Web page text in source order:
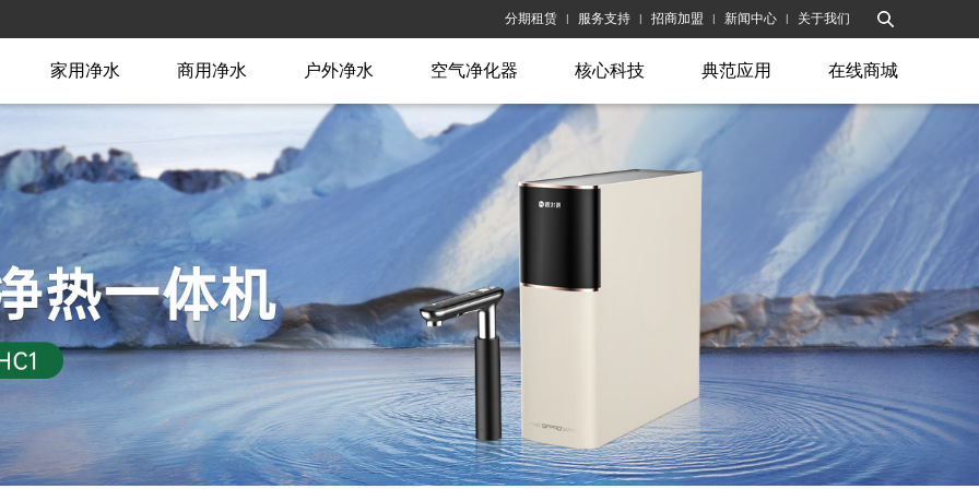
分期租赁 | 服务支持 | 招商加盟 | 新闻中心 | 关于我们
家用净水 商用净水 户外净水 空气净化器 核心科技 典范应用 在线商城